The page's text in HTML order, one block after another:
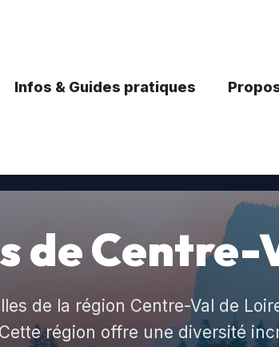
Infos & Guides pratiques
de Centre-
de la région Centre-Val de
région offre une diversité